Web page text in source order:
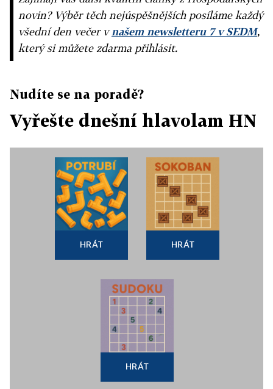
novin? Výběr těch nejúspěšnějších posíláme každý
všední den večer vnašem newsletteru 7 v SEDM,
který si můžete zdarma přihlásit.
Nudíte se na poradě?
Vyřešte dnešní hlavolam HN
HRÁT HRÁT
HRÁT